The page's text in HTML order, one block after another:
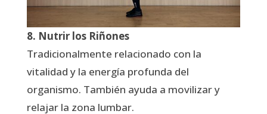
8. Nutrir los Riñones
Tradicionalmente relacionado con la
vitalidad y la energía profunda del
organismo. También ayuda a movilizar y
relajar la zona lumbar.